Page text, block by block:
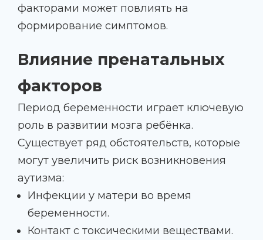
факторами может повлиять на
формирование симптомов.
Влияние пренатальных
факторов
Период беременности играет ключевую
роль в развитии мозга ребёнка.
Существует ряд обстоятельств, которые
могут увеличить риск возникновения
аутизма:
Инфекции у матери во время
беременности.
Контакт с токсическими веществами.